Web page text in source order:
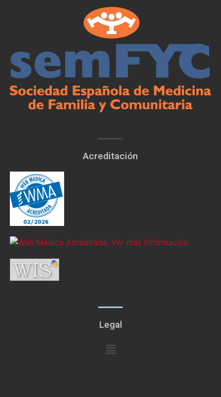
Acreditación
Legal
Menú